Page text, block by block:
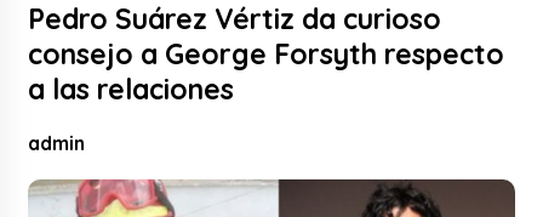
Pedro Suárez Vértiz da curioso
consejo a George Forsyth respecto
a las relaciones
admin